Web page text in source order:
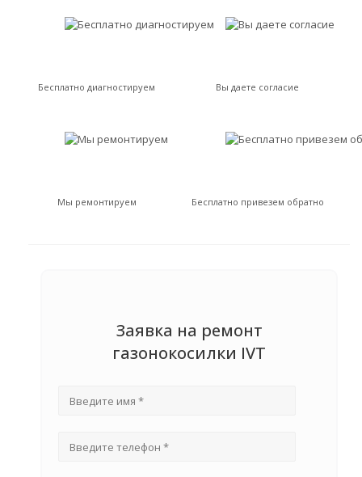
Бесплатно диагностируем Вы даете согласие
Мы ремонтируем Бесплатно привезем обратно
Заявка на ремонт
газонокосилки IVT